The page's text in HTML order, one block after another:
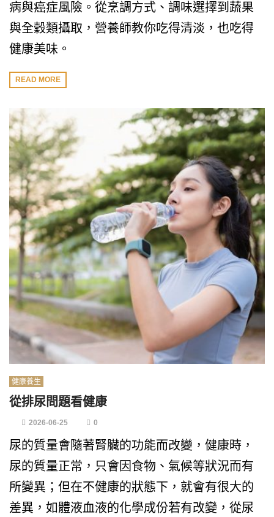
病與癌症風險。從烹調方式、調味選擇到蔬果
與全穀類攝取，營養師教你吃得清淡，也吃得
健康美味。
READ MORE
健康養生
從排尿問題看健康
2026-06-25 0
尿的質量會隨著腎臟的功能而改變，健康時，
尿的質量正常，只會因食物、氣候等狀況而有
所變異；但在不健康的狀態下，就會有很大的
差異，如體液血液的化學成份若有改變，從尿